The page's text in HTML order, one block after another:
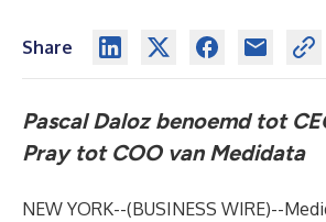
Share
Pascal Daloz benoemd tot
Pray tot COO van Medidata
NEW YORK--(BUSINESS WIRE)--